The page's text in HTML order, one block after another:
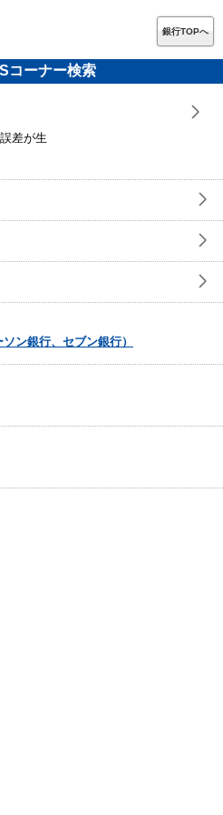
銀行TOPへ
コーナー検索
差が生
ン銀行、セブン銀行）